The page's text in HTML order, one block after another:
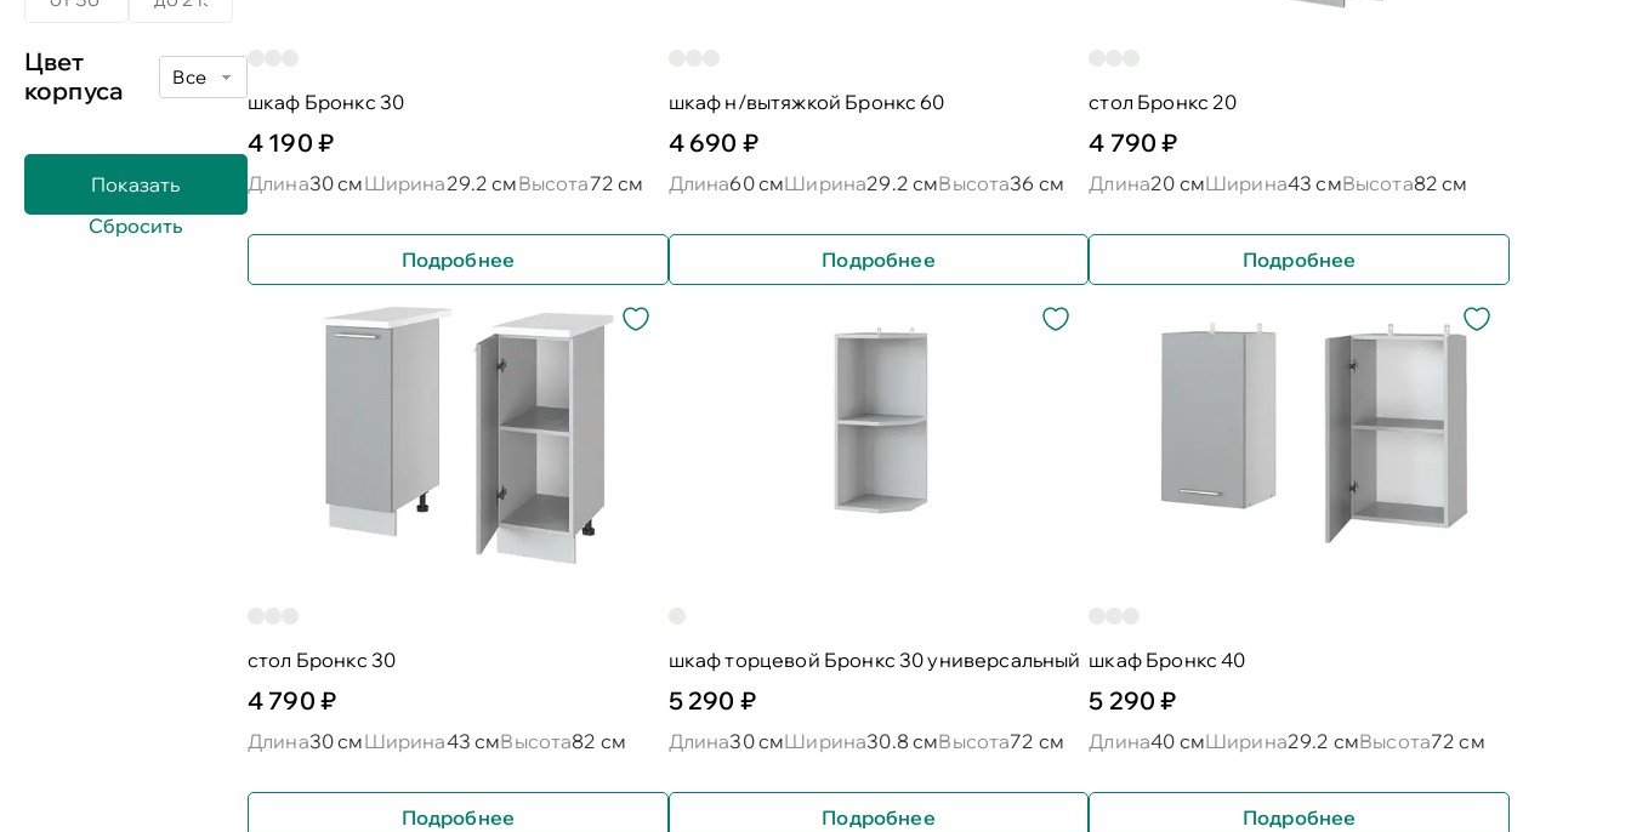
Цвет
корпуса
Все
шкаф Бронкс 30
4 190 ₽
Длина30 смШирина29.2 смВысота72 см
Подробнее
шкаф н/вытяжкой Бронкс 60
4 690 ₽
Длина60 смШирина29.2 смВысота36 см
Подробнее
стол Бронкс 20
4 790 ₽
Длина20 смШирина43 смВысота82 см
Подробнее
стол Бронкс 30
4 790 ₽
Длина30 смШирина43 смВысота82 см
Подробнее
шкаф торцевой Бронкс 30 универсальный
5 290 ₽
Длина30 смШирина30.8 смВысота72 см
Подробнее
шкаф Бронкс 40
5 290 ₽
Длина40 смШирина29.2 смВысота72 см
Подробнее